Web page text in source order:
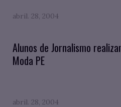
abril. 28, 2004
Alunos de Jornalismo
Moda PE
abril. 28, 2004